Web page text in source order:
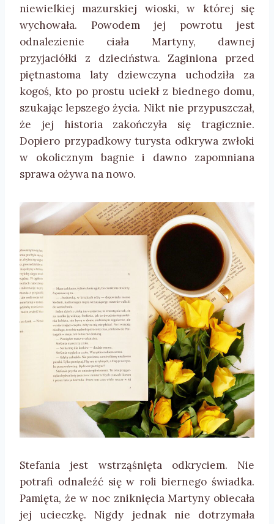
niewielkiej mazurskiej wioski, w której się
wychowała. Powodem jej powrotu jest
odnalezienie ciała Martyny, dawnej
przyjaciółki z dzieciństwa. Zaginiona przed
piętnastoma laty dziewczyna uchodziła za
kogoś, kto po prostu uciekł z biednego domu,
szukając lepszego życia. Nikt nie przypuszczał,
że jej historia zakończyła się tragicznie.
Dopiero przypadkowy turysta odkrywa zwłoki
w okolicznym bagnie i dawno zapomniana
sprawa ożywa na nowo.
Stefania jest wstrząśnięta odkryciem. Nie
potrafi odnaleźć się w roli biernego świadka.
Pamięta, że w noc zniknięcia Martyny obiecała
jej ucieczkę. Nigdy jednak nie dotrzymała